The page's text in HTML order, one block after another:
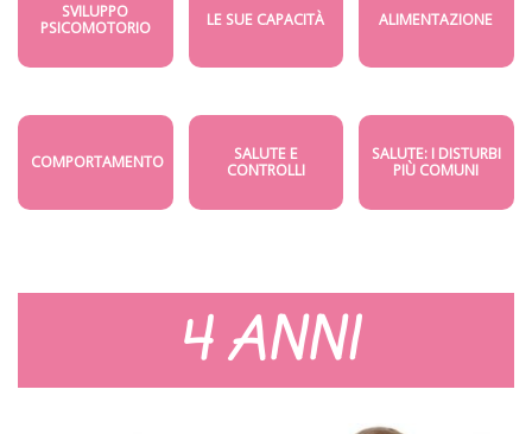
SVILUPPO
PSICOMOTORIO
LE SUE CAPACITÀ ALIMENTAZIONE
COMPORTAMENTO
SALUTE E
CONTROLLI
SALUTE: I DISTURBI
PIÙ COMUNI
4 ANNI